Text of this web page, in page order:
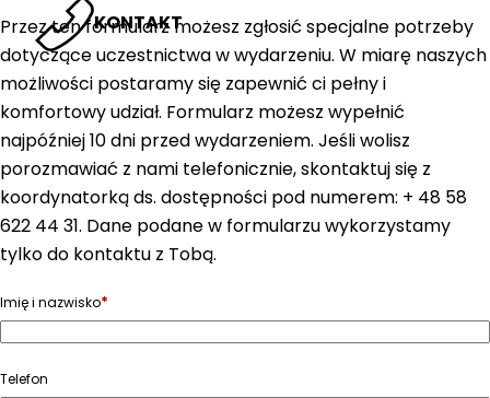
KONTAKT
Przez ten formularz możesz zgłosić specjalne potrzeby
dotyczące uczestnictwa w wydarzeniu. W miarę naszych
możliwości postaramy się zapewnić ci pełny i
komfortowy udział. Formularz możesz wypełnić
najpóźniej 10 dni przed wydarzeniem. Jeśli wolisz
porozmawiać z nami telefonicznie, skontaktuj się z
koordynatorką ds. dostępności pod numerem: + 48 58
622 44 31. Dane podane w formularzu wykorzystamy
tylko do kontaktu z Tobą.
Imię i nazwisko*
Telefon